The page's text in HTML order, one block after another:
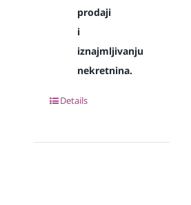
prodaji
i
iznajmljivanju
nekretnina.
Details